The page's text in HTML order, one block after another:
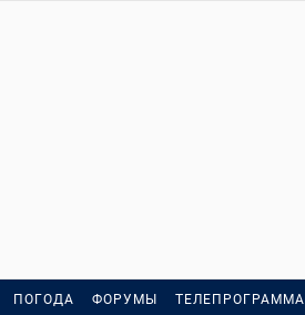
ПОГОДА ФОРУМЫ ТЕЛЕПРОГРАММА